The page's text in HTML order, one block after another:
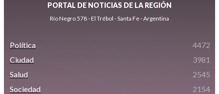
PORTAL DE NOTICIAS DE LA REGIÓN
Río Negro 578 - El Trébol - Santa Fe - Argentina
Política
4472
Ciudad
3981
Salud
2545
Sociedad
2154